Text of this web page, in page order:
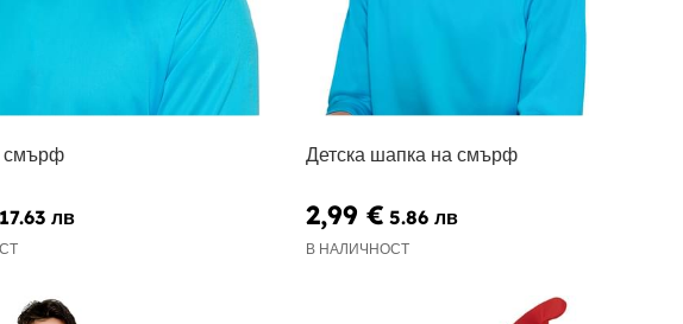
смърф
17.63 лв
Детска шапка на смърф
2,99 € 5.86 лв
В НАЛИЧНОСТ